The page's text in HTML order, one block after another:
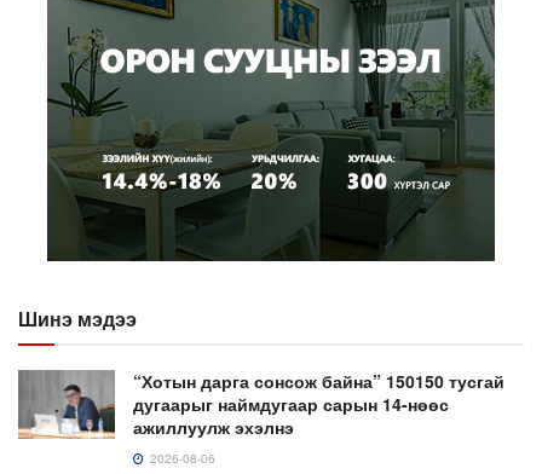
Шинэ мэдээ
“Хотын дарга сонсож байна” 150150 тусгай
дугаарыг наймдугаар сарын 14-нөөс
ажиллуулж эхэлнэ
2026-08-06